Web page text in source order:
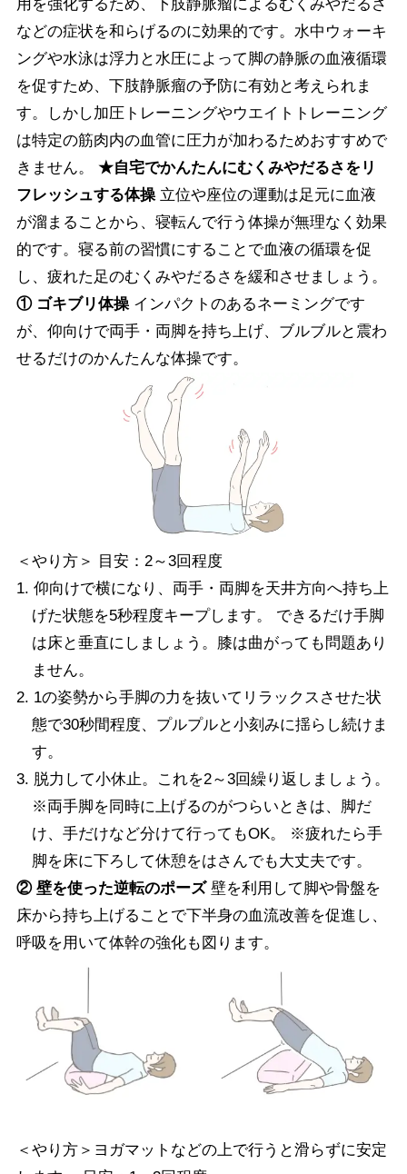
用を強化するため、下肢静脈瘤によるむくみやだるさ
などの症状を和らげるのに効果的です。水中ウォーキ
ングや水泳は浮力と水圧によって脚の静脈の血液循環
を促すため、下肢静脈瘤の予防に有効と考えられま
す。しかし加圧トレーニングやウエイトトレーニング
は特定の筋肉内の血管に圧力が加わるためおすすめで
きません。 ★自宅でかんたんにむくみやだるさをリ
フレッシュする体操立位や座位の運動は足元に血液
が溜まることから、寝転んで行う体操が無理なく効果
的です。寝る前の習慣にすることで血液の循環を促
し、疲れた足のむくみやだるさを緩和させましょう。
① ゴキブリ体操インパクトのあるネーミングです
が、仰向けで両手・両脚を持ち上げ、ブルブルと震わ
せるだけのかんたんな体操です。
＜やり方＞ 目安：2～3回程度
1. 仰向けで横になり、両手・両脚を天井方向へ持ち上
げた状態を5秒程度キープします。 できるだけ手脚
は床と垂直にしましょう。膝は曲がっても問題あり
ません。
2. 1の姿勢から手脚の力を抜いてリラックスさせた状
態で30秒間程度、プルプルと小刻みに揺らし続けま
す。
3. 脱力して小休止。これを2～3回繰り返しましょう。
※両手脚を同時に上げるのがつらいときは、脚だ
け、手だけなど分けて行ってもOK。 ※疲れたら手
脚を床に下ろして休憩をはさんでも大丈夫です。
② 壁を使った逆転のポーズ壁を利用して脚や骨盤を
床から持ち上げることで下半身の血流改善を促進し、
呼吸を用いて体幹の強化も図ります。
＜やり方＞ヨガマットなどの上で行うと滑らずに安定